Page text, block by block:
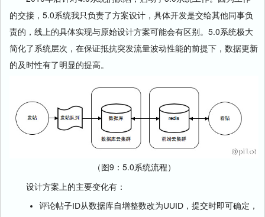
的交接，5.0系统我只负责了方案设计，具体开发是交给其他同事负
责的，线上的具体实现与原始设计方案可能会有区别。5.0系统极大
简化了系统层次，在保证抵抗突发流量波动性能的前提下，数据更新
的及时性有了明显的提高。
（图9：5.0系统流程）
设计方案上的主要变化有：
评论帖子ID从数据库自增整数改为UUID，提交时即可确定，